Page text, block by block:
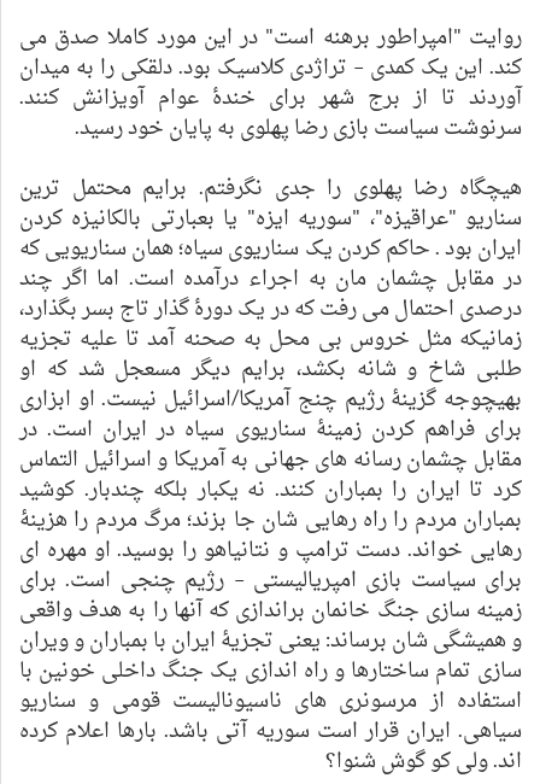
روایت "امپراطور برهنه است" در این مورد کاملا صدق می
کند. این یک کمدی – تراژدی کلاسیک بود. دلقکی را به میدان
آوردند تا از برج شهر برای خندۀ عوام آویزانش کنند.
سرنوشت سیاست بازی رضا پهلوی به پایان خود رسید.
هیچگاه رضا پهلوی را جدی نگرفتم. برایم محتمل ترین
سناریو "عراقیزه"، "سوریه ایزه" یا بعبارتی بالکانیزه کردن
ایران بود . حاکم کردن یک سناریوی سیاه؛ همان سناریویی که
در مقابل چشمان مان به اجراء درآمده است. اما اگر چند
درصدی احتمال می رفت که در یک دورۀ گذار تاج بسر بگذارد،
زمانیکه مثل خروس بی محل به صحنه آمد تا علیه تجزیه
طلبی شاخ و شانه بکشد، برایم دیگر مسعجل شد که او
بهیچوجه گزینۀ رژیم چنج آمریکا/اسرائیل نیست. او ابزاری
برای فراهم کردن زمینۀ سناریوی سیاه در ایران است. در
مقابل چشمان رسانه های جهانی به آمریکا و اسرائیل التماس
کرد تا ایران را بمباران کنند. نه یکبار بلکه چندبار. کوشید
بمباران مردم را راه رهایی شان جا بزند؛ مرگ مردم را هزینۀ
رهایی خواند. دست ترامپ و نتانیاهو را بوسید. او مهره ای
برای سیاست بازی امپریالیستی – رژیم چنجی است. برای
زمینه سازی جنگ خانمان براندازی که آنها را به هدف واقعی
و همیشگی شان برساند: یعنی تجزیۀ ایران با بمباران و ویران
سازی تمام ساختارها و راه اندازی یک جنگ داخلی خونین با
استفاده از مرسونری های ناسیونالیست قومی و سناریو
سیاهی. ایران قرار است سوریه آتی باشد. بارها اعلام کرده
اند. ولی کو گوش شنوا؟